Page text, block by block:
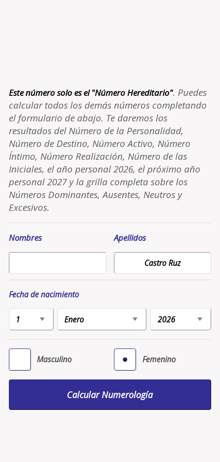
Este número solo es el "Número Hereditario". Puedes
calcular todos los demás números completando
el formulario de abajo. Te daremos los
resultados del Número de la Personalidad,
Número de Destino, Número Activo, Número
Íntimo, Número Realización, Número de las
Iniciales, el año personal 2026, el próximo año
personal 2027 y la grilla completa sobre los
Números Dominantes, Ausentes, Neutros y
Excesivos.
Nombres Apellidos
Fecha de nacimiento
Masculino Femenino